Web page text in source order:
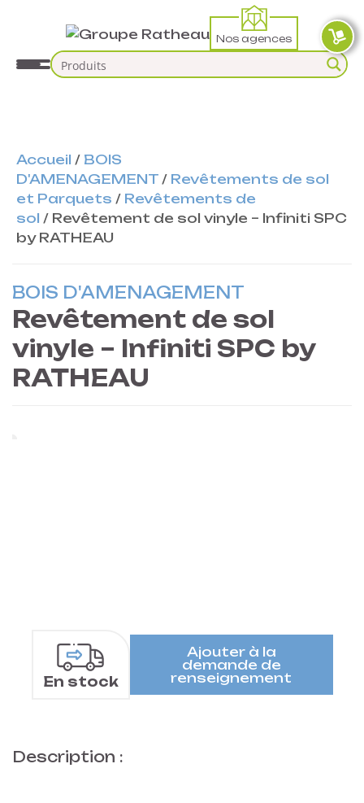
Nos agences
Accueil / BOIS
D'AMENAGEMENT / Revêtements de sol
et Parquets / Revêtements de
sol / Revêtement de sol vinyle – Infiniti SPC
by RATHEAU
BOIS D'AMENAGEMENT
Revêtement de sol
vinyle – Infiniti SPC by
RATHEAU
En stock
Ajouter à la
demande de
renseignement
Description :